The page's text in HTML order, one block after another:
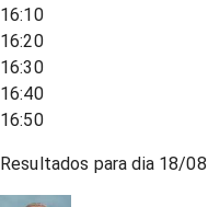
16:10
16:20
16:30
16:40
16:50
Resultados para dia 18/08